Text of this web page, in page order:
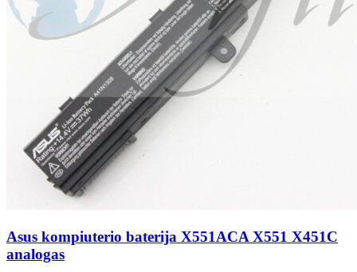
Asus kompiuterio baterija X551ACA X551 X451C
analogas